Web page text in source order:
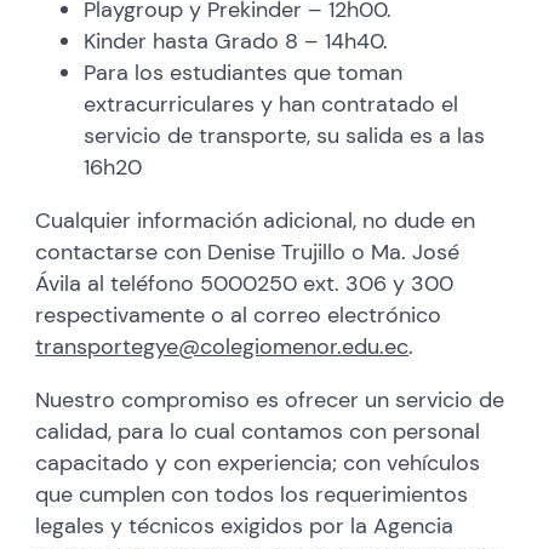
Playgroup y Prekinder – 12h00.
Kinder hasta Grado 8 – 14h40.
Para los estudiantes que toman
extracurriculares y han contratado el
servicio de transporte, su salida es a las
16h20
Cualquier información adicional, no dude en
contactarse con Denise Trujillo o Ma. José
Ávila al teléfono 5000250 ext. 306 y 300
respectivamente o al correo electrónico
transportegye@colegiomenor.edu.ec.
Nuestro compromiso es ofrecer un servicio de
calidad, para lo cual contamos con personal
capacitado y con experiencia; con vehículos
que cumplen con todos los requerimientos
legales y técnicos exigidos por la Agencia